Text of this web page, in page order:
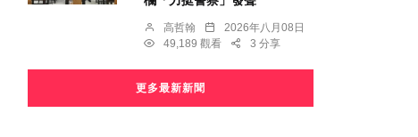
高哲翰
2026年八月08日
49,189 觀看
3 分享
更多最新新聞